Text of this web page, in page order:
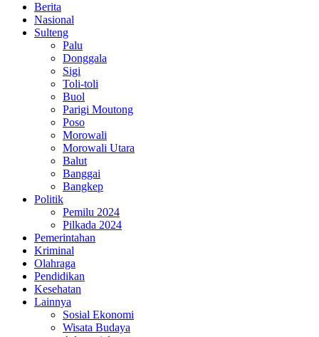
Berita
Nasional
Sulteng
Palu
Donggala
Sigi
Toli-toli
Buol
Parigi Moutong
Poso
Morowali
Morowali Utara
Balut
Banggai
Bangkep
Politik
Pemilu 2024
Pilkada 2024
Pemerintahan
Kriminal
Olahraga
Pendidikan
Kesehatan
Lainnya
Sosial Ekonomi
Wisata Budaya